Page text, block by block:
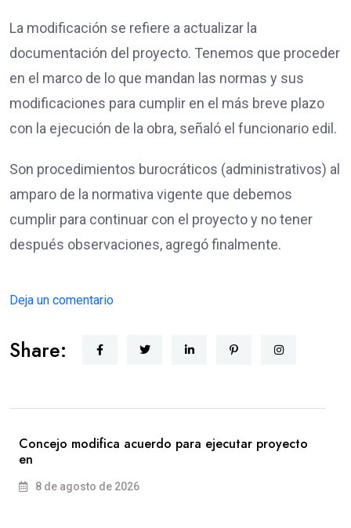
La modificación se refiere a actualizar la
documentación del proyecto. Tenemos que proceder
en el marco de lo que mandan las normas y sus
modificaciones para cumplir en el más breve plazo
con la ejecución de la obra, señaló el funcionario edil.
Son procedimientos burocráticos (administrativos) al
amparo de la normativa vigente que debemos
cumplir para continuar con el proyecto y no tener
después observaciones, agregó finalmente.
Deja un comentario
Share:
Concejo modifica acuerdo para ejecutar proyecto
en
8 de agosto de 2026